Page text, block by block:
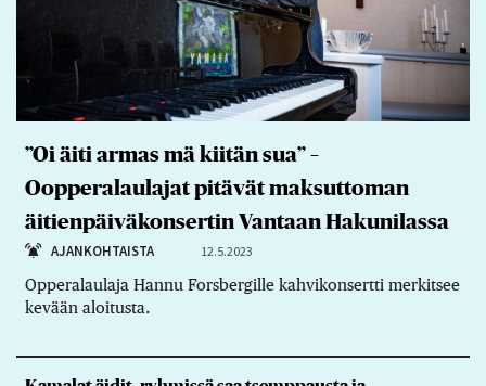
”Oi äiti armas mä kiitän sua” –
Oopperalaulajat pitävät maksuttoman
äitienpäiväkonsertin Vantaan Hakunilassa
AJANKOHTAISTA 12.5.2023
Opperalaulaja Hannu Forsbergille kahvikonsertti merkitsee
kevään aloitusta.